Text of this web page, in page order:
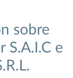
sobre
S.A.I.C e